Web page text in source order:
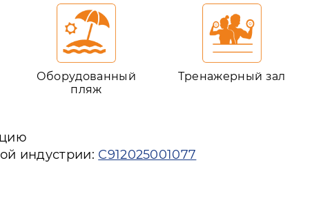
Оборудованный
пляж
Тренажерный зал
индустрии: С912025001077